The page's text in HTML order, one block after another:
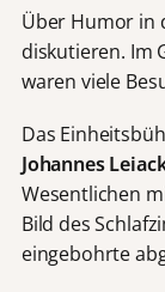
Über Humor in
diskutieren. Im
waren viele
Das
Johannes
Wesentlichen
Bild des
eingebohrte